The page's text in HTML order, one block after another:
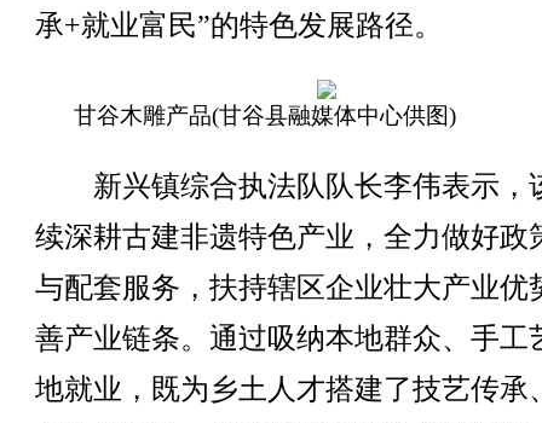
承+就业富民”的特色发展路径。
甘谷木雕产品(甘谷县融媒体中心供图)
新兴镇综合执法队队长李伟表示，
续深耕古建非遗特色产业，全力做好政
与配套服务，扶持辖区企业壮大产业优
善产业链条。通过吸纳本地群众、手工
地就业，既为乡土人才搭建了技艺传承